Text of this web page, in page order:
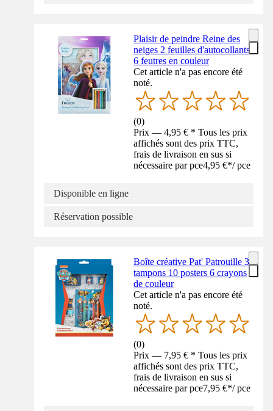
Plaisir de peindre Reine des
neiges 2 feuilles d'autocollants
6 feutres en couleur
Cet article n'a pas encore été
noté.
(0)
Prix — 4,95 € * Tous les prix
affichés sont des prix TTC,
frais de livraison en sus si
nécessaire par pce4,95 €*/ pce
Disponible en ligne
Réservation possible
Boîte créative Pat' Patrouille 3
tampons 10 posters 6 crayons
de couleur
Cet article n'a pas encore été
noté.
(0)
Prix — 7,95 € * Tous les prix
affichés sont des prix TTC,
frais de livraison en sus si
nécessaire par pce7,95 €*/ pce